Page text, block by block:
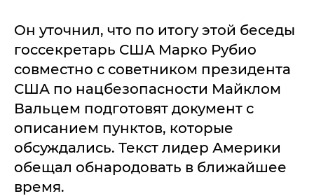
Он уточнил, что по итогу этой беседы
госсекретарь США Марко Рубио
совместно с советником президента
США по нацбезопасности Майклом
Вальцем подготовят документ с
описанием пунктов, которые
обсуждались. Текст лидер Америки
обещал обнародовать в ближайшее
время.